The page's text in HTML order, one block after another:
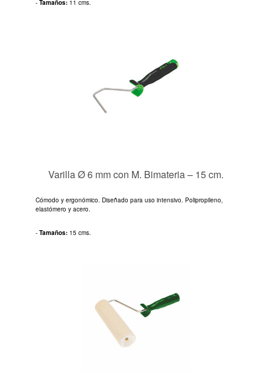
- Tamaños: 11 cms.
Varilla Ø 6 mm con M. Bimateria – 15 cm.
Cómodo y ergonómico. Diseñado para uso intensivo. Polipropileno,
elastómero y acero.
- Tamaños: 15 cms.